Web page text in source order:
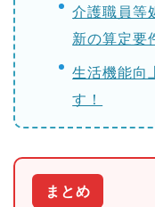
介護職員等
新の算定要
生活機能向
す！
まとめ